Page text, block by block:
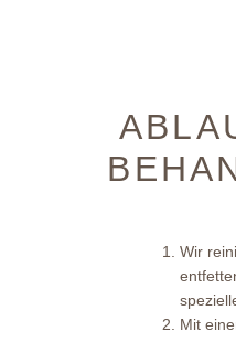
Wir
Mit